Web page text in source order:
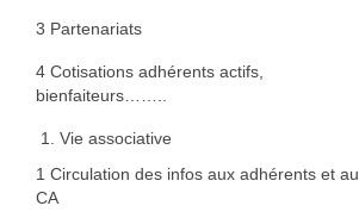
3 Partenariats
4 Cotisations adhérents actifs,
bienfaiteurs……..
Vie associative
1 Circulation des infos aux adhérents et au
CA